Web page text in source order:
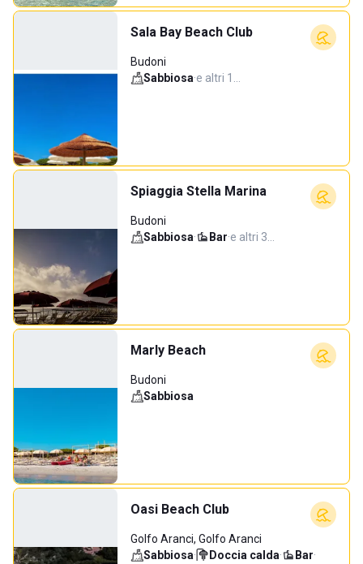
Sala Bay Beach Club
Budoni
Sabbiosa·e altri 1…
Spiaggia Stella Marina
Budoni
Sabbiosa· Bar·e altri 3…
Marly Beach
Budoni
Sabbiosa
Oasi Beach Club
Golfo Aranci, Golfo Aranci
Sabbiosa· Doccia calda· Bar·